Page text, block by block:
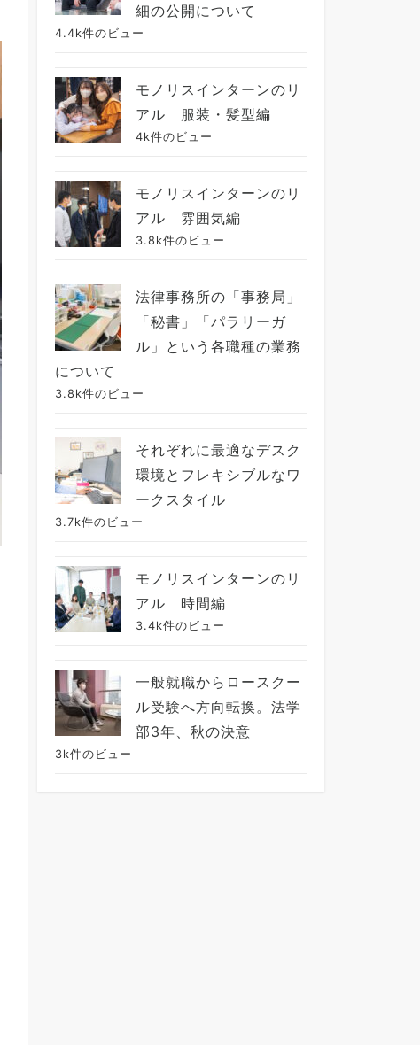
細の公開について
4.4k件のビュー
モノリスインターンのリ
アル 服装・髪型編
4k件のビュー
モノリスインターンのリ
アル 雰囲気編
3.8k件のビュー
法律事務所の「事務局」
「秘書」「パラリーガ
ル」という各職種の業務
について
3.8k件のビュー
それぞれに最適なデスク
環境とフレキシブルなワ
ークスタイル
3.7k件のビュー
モノリスインターンのリ
アル 時間編
3.4k件のビュー
一般就職からロースクー
ル受験へ方向転換。法学
部3年、秋の決意
3k件のビュー